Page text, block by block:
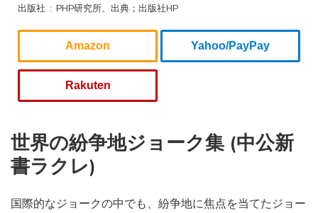
出版社 ‏ : ‎ PHP研究所、出典；出版社HP
Amazon Yahoo/PayPay
Rakuten
世界の紛争地ジョーク集 (中公新
書ラクレ)
国際的なジョークの中でも、紛争地に焦点を当てたジョー